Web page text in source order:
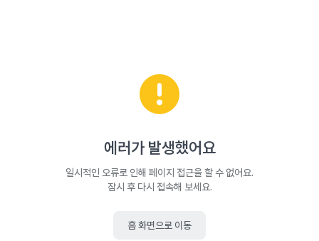
에러가 발생했어요
일시적인 오류로 인해 페이지 접근을 할 수 없어요.
잠시 후 다시 접속해 보세요.
홈 화면으로 이동